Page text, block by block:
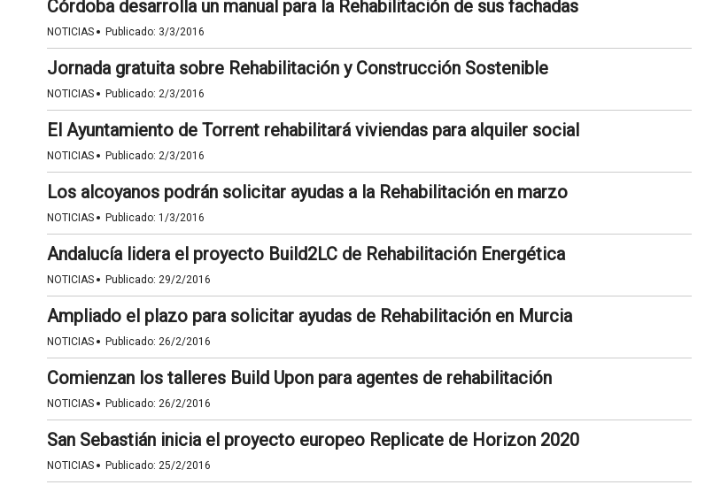
Córdoba desarrolla un manual para la Rehabilitación de sus fachadas
NOTICIAS · Publicado: 3/3/2016
Jornada gratuita sobre Rehabilitación y Construcción Sostenible
NOTICIAS · Publicado: 2/3/2016
El Ayuntamiento de Torrent rehabilitará viviendas para alquiler social
NOTICIAS · Publicado: 2/3/2016
Los alcoyanos podrán solicitar ayudas a la Rehabilitación en marzo
NOTICIAS · Publicado: 1/3/2016
Andalucía lidera el proyecto Build2LC de Rehabilitación Energética
NOTICIAS · Publicado: 29/2/2016
Ampliado el plazo para solicitar ayudas de Rehabilitación en Murcia
NOTICIAS · Publicado: 26/2/2016
Comienzan los talleres Build Upon para agentes de rehabilitación
NOTICIAS · Publicado: 26/2/2016
San Sebastián inicia el proyecto europeo Replicate de Horizon 2020
NOTICIAS · Publicado: 25/2/2016